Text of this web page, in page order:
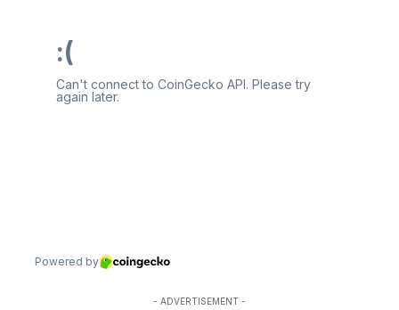
- ADVERTISEMENT -